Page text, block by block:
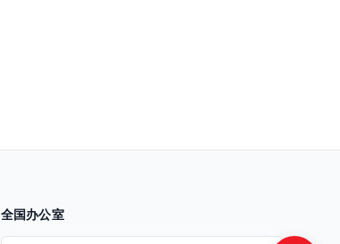
全国办公室